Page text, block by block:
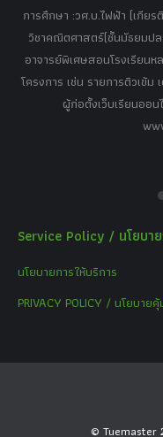
การศึกษา :วศ.บ.ไฟฟ้า (เกีย
วิชาคณิตศาสตร์(ชั้นมัธยมปล
อาจารย์พิเศษสอนโรงเรียน
โครงการ เช่น รายการติวเข้
ผู้ก่อตั้งเว็บเรียนออ
Service Policy / นโยบา
นโยบายการให้บริการ
PRIVACY POLICY / นโยบา
© Tuemaster